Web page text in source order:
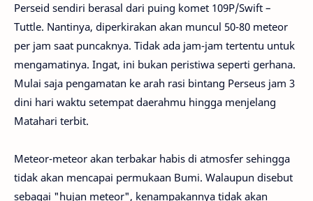
Perseid sendiri berasal dari puing komet 109P/Swift –
Tuttle. Nantinya, diperkirakan akan muncul 50-80 meteor
per jam saat puncaknya. Tidak ada jam-jam tertentu untuk
mengamatinya. Ingat, ini bukan peristiwa seperti gerhana.
Mulai saja pengamatan ke arah rasi bintang Perseus jam 3
dini hari waktu setempat daerahmu hingga menjelang
Matahari terbit.
Meteor-meteor akan terbakar habis di atmosfer sehingga
tidak akan mencapai permukaan Bumi. Walaupun disebut
sebagai "hujan meteor", kenampakannya tidak akan